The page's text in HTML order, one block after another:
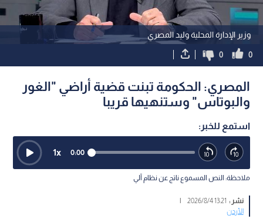
وزير الإدارة المحلية وليد المصري
0
0
المصري: الحكومة تبنت قضية أراضي "الغور
والبوتاس" وستنهيها قريبا
استمع للخبر:
0:00
1x
ملاحظة: النص المسموع ناتج عن نظام آلي
نشر : 13:21 2026/8/4
|
الأردن